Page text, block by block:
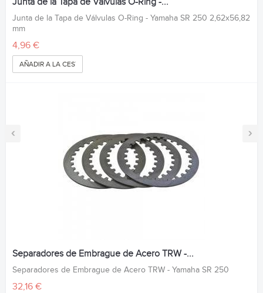
‹ ›
Junta de la Tapa de Válvulas O-Ring - Yamaha SR 250 2,62x56,82
mm
4,96 €
AÑADIR A LA CESTA
Separadores de Embrague de Acero TRW -...
Separadores de Embrague de Acero TRW - Yamaha SR 250
32,16 €